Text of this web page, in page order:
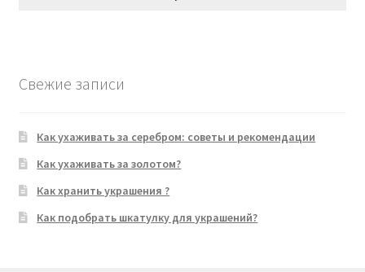
Свежие записи
Как ухаживать за серебром: советы и рекомендации
Как ухаживать за золотом?
Как хранить украшения ?
Как подобрать шкатулку для украшений?